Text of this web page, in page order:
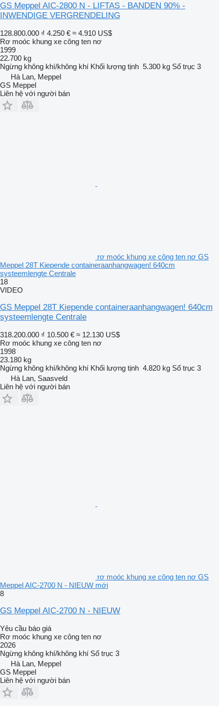
GS Meppel AIC-2800 N - LIFTAS - BANDEN 90% -
INWENDIGE VERGRENDELING
128.800.000 ₫ 4.250 € ≈ 4.910 US$
Rơ moóc khung xe công ten nơ
1999
22.700 kg
Ngừng không khí/không khí Khối lượng tịnh 5.300 kg Số trục 3
Hà Lan, Meppel
GS Meppel
Liên hệ với người bán
rơ moóc khung xe công ten nơ GS
Meppel 28T Kiepende containeraanhangwagen! 640cm
systeemlengte Centrale
18
VIDEO
GS Meppel 28T Kiepende containeraanhangwagen! 640cm
systeemlengte Centrale
318.200.000 ₫ 10.500 € ≈ 12.130 US$
Rơ moóc khung xe công ten nơ
1998
23.180 kg
Ngừng không khí/không khí Khối lượng tịnh 4.820 kg Số trục 3
Hà Lan, Saasveld
Liên hệ với người bán
rơ moóc khung xe công ten nơ GS
Meppel AIC-2700 N - NIEUW mới
8
GS Meppel AIC-2700 N - NIEUW
Yêu cầu báo giá
Rơ moóc khung xe công ten nơ
2026
Ngừng không khí/không khí Số trục 3
Hà Lan, Meppel
GS Meppel
Liên hệ với người bán